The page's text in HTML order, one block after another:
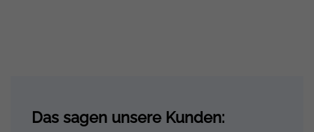
Das sagen unsere Kunden: